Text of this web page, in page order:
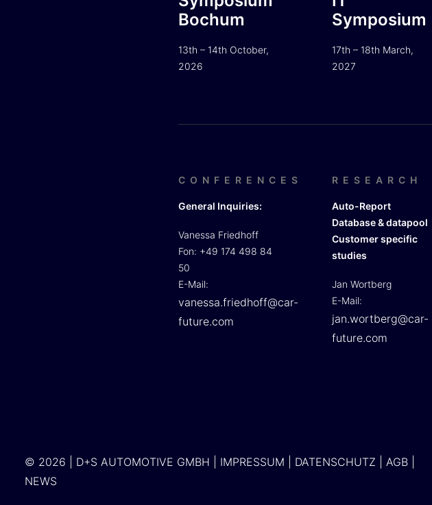
Bochum
13th – 14th October,
2026
Symposium
17th – 18th March,
2027
CONFERENCES
General Inquiries:
Vanessa Friedhoff
Fon: +49 174 498 84
50
E-Mail:
vanessa.friedhoff@car-
future.com
RESEARCH
Auto-Report
Database & datapool
Customer specific
studies
Jan Wortberg
E-Mail:
jan.wortberg@car-
future.com
© 2026 | D+S AUTOMOTIVE GMBH | IMPRESSUM DATENSCHUTZ AGB
NEWS